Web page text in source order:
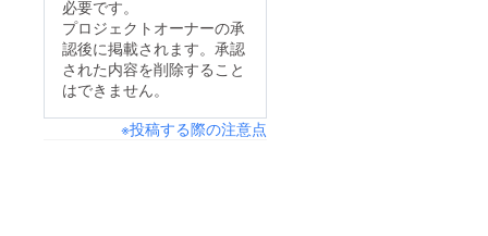
必要です。
プロジェクトオーナーの承
認後に掲載されます。承認
された内容を削除すること
はできません。
※投稿する際の注意点